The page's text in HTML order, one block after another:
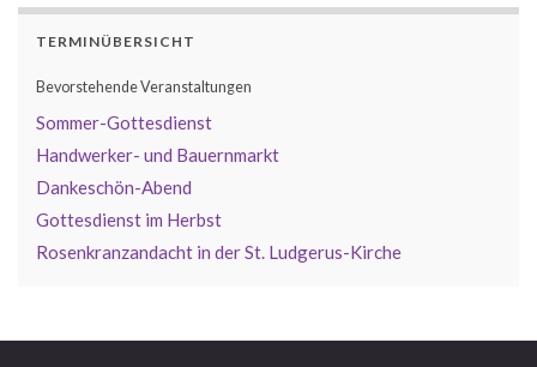
TERMINÜBERSICHT
Bevorstehende Veranstaltungen
Sommer-Gottesdienst
Handwerker- und Bauernmarkt
Dankeschön-Abend
Gottesdienst im Herbst
Rosenkranzandacht in der St. Ludgerus-Kirche